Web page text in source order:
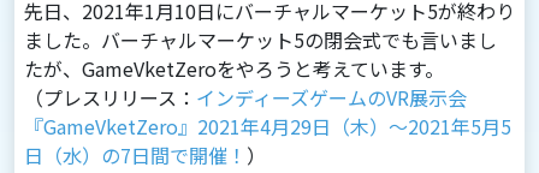
先日、2021年1月10日にバーチャルマーケット5が終わり
ました。バーチャルマーケット5の閉会式でも言いまし
たが、GameVketZeroをやろうと考えています。
（プレスリリース： インディーズゲームのVR展示会
『GameVketZero』2021年4月29日（木）～2021年5月5
日（水）の7日間で開催！ ）